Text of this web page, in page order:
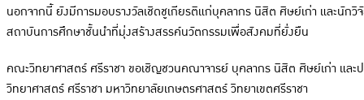
นอกจากนี้ ยังมีการมอบรางวัลเชิดชูเกียรติแก่บุคลากร นิสิต ศิษย์เก่า และนั
สถาบันการศึกษาชั้นนำที่มุ่งสร้างสรรค์นวัตกรรมเพื่อสังคมที่ยั่งยืน
คณะวิทยาศาสตร์ ศรีราชา ขอเชิญชวนคณาจารย์ บุคลากร นิสิต ศิษย์เก่า แล
วิทยาศาสตร์ ศรีราชา มหาวิทยาลัยเกษตรศาสตร์ วิทยาเขตศรีราชา